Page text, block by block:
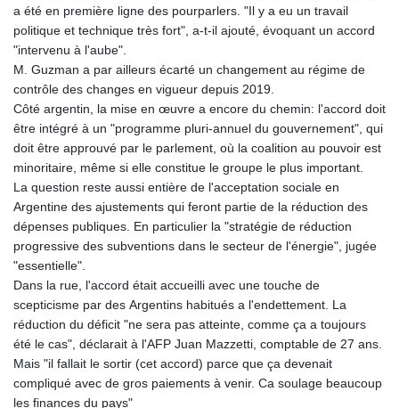
a été en première ligne des pourparlers. "Il y a eu un travail
politique et technique très fort", a-t-il ajouté, évoquant un accord
"intervenu à l'aube".
M. Guzman a par ailleurs écarté un changement au régime de
contrôle des changes en vigueur depuis 2019.
Côté argentin, la mise en œuvre a encore du chemin: l'accord doit
être intégré à un "programme pluri-annuel du gouvernement", qui
doit être approuvé par le parlement, où la coalition au pouvoir est
minoritaire, même si elle constitue le groupe le plus important.
La question reste aussi entière de l'acceptation sociale en
Argentine des ajustements qui feront partie de la réduction des
dépenses publiques. En particulier la "stratégie de réduction
progressive des subventions dans le secteur de l'énergie", jugée
"essentielle".
Dans la rue, l'accord était accueilli avec une touche de
scepticisme par des Argentins habitués a l'endettement. La
réduction du déficit "ne sera pas atteinte, comme ça a toujours
été le cas", déclarait à l'AFP Juan Mazzetti, comptable de 27 ans.
Mais "il fallait le sortir (cet accord) parce que ça devenait
compliqué avec de gros paiements à venir. Ca soulage beaucoup
les finances du pays"